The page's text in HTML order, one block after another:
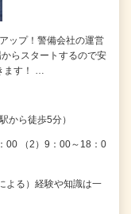
ップ！警備会社の運営
らスタートするので安
ます！ …
から徒歩5分）
00 （2）9：00～18：0
よる）経験や知識は一